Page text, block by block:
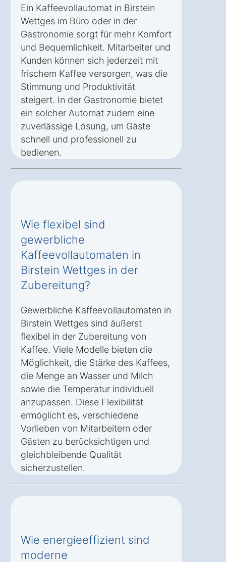
Ein Kaffeevollautomat in Birstein
Wettges im Büro oder in der
Gastronomie sorgt für mehr Komfort
und Bequemlichkeit. Mitarbeiter und
Kunden können sich jederzeit mit
frischem Kaffee versorgen, was die
Stimmung und Produktivität
steigert. In der Gastronomie bietet
ein solcher Automat zudem eine
zuverlässige Lösung, um Gäste
schnell und professionell zu
bedienen.
Wie flexibel sind
gewerbliche
Kaffeevollautomaten in
Birstein Wettges in der
Zubereitung?
Gewerbliche Kaffeevollautomaten in
Birstein Wettges sind äußerst
flexibel in der Zubereitung von
Kaffee. Viele Modelle bieten die
Möglichkeit, die Stärke des Kaffees,
die Menge an Wasser und Milch
sowie die Temperatur individuell
anzupassen. Diese Flexibilität
ermöglicht es, verschiedene
Vorlieben von Mitarbeitern oder
Gästen zu berücksichtigen und
gleichbleibende Qualität
sicherzustellen.
Wie energieeffizient sind
moderne